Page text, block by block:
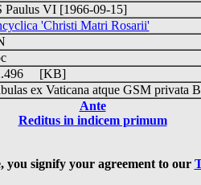
Paulus VI [1966-09-15]
'Christi Matri Rosarii'
[KB]
ex Vaticana atque GSM privata
Ante
Reditus in indicem primum
you signify your agreement to our